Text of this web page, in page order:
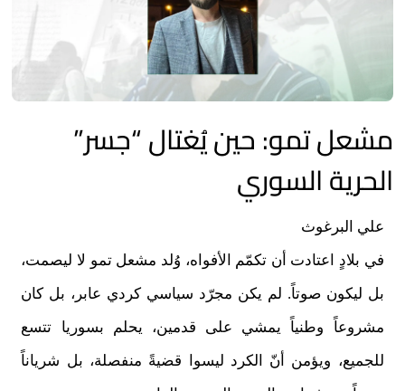
مشعل تمو: حين يُغتال “جسر”
الحرية السوري
علي البرغوث
في بلادٍ اعتادت أن تكمّم الأفواه، وُلد مشعل تمو لا ليصمت،
بل ليكون صوتاً. لم يكن مجرّد سياسي كردي عابر، بل كان
مشروعاً وطنياً يمشي على قدمين، يحلم بسوريا تتسع
للجميع، ويؤمن أنّ الكرد ليسوا قضيةً منفصلة، بل شرياناً